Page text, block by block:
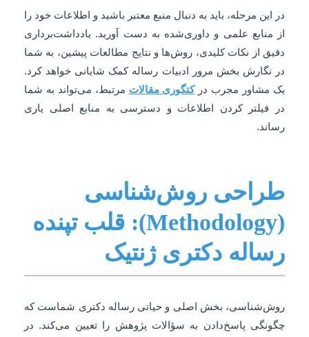
در این مرحله، باید به دنبال منبع معتبر باشید و اطلاعات خود را
از منابع علمی و داوری‌شده به دست آورید. یادداشت‌برداری
دقیق از نکات کلیدی، روش‌ها و نتایج مطالعات پیشین، به شما
در نگارش بخش مرور ادبیات رساله کمک شایانی خواهد کرد.
یک مشاور مجرب درکتگوری مقالات مرتبط، می‌تواند به شما
در فیلتر کردن اطلاعات و دسترسی به منابع اصلی یاری
رساند.
طراحی روش‌شناسی
(Methodology): قلب تپنده
رساله دکتری ژنتیک
روش‌شناسی، بخش اصلی و حیاتی رساله دکتری شماست که
چگونگی پاسخ‌دادن به سؤالات پژوهش را تعیین می‌کند. در